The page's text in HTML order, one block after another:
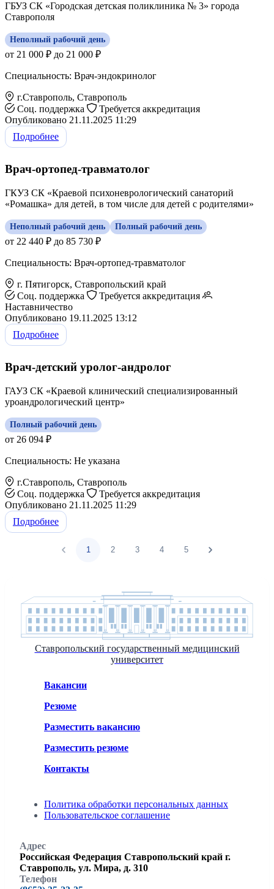
ГБУЗ СК «Городская детская поликлиника № 3» города
Ставрополя
Неполный рабочий день
от 21 000 ₽ до 21 000 ₽
Специальность: Врач-эндокринолог
г.Ставрополь, Ставрополь
Соц. поддержка
Требуется аккредитация
Опубликовано 21.11.2025 11:29
Подробнее
Врач-ортопед-травматолог
ГКУЗ СК «Краевой психоневрологический санаторий
«Ромашка» для детей, в том числе для детей с родителями»
Неполный рабочий день Полный рабочий день
от 22 440 ₽ до 85 730 ₽
Специальность: Врач-ортопед-травматолог
г. Пятигорск, Ставропольский край
Соц. поддержка
Требуется аккредитация
Наставничество
Опубликовано 19.11.2025 13:12
Подробнее
Врач-детский уролог-андролог
ГАУЗ СК «Краевой клинический специализированный
уроандрологический центр»
Полный рабочий день
от 26 094 ₽
Специальность: Не указана
г.Ставрополь, Ставрополь
Соц. поддержка
Требуется аккредитация
Опубликовано 21.11.2025 11:29
Подробнее
1 2 3 4 5
Ставропольский государственный медицинский
университет
Вакансии
Резюме
Разместить вакансию
Разместить резюме
Контакты
Политика обработки персональных данных
Пользовательское соглашение
Адрес
Российская Федерация Ставропольский край г.
Ставрополь, ул. Мира, д. 310
Телефон